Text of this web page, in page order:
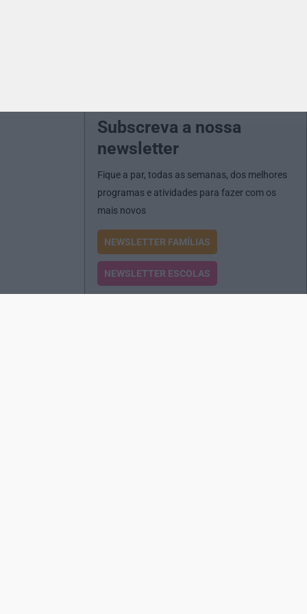
Subscreva a nossa
newsletter
Fique a par, todas as semanas, dos melhores
programas e atividades para fazer com os
mais novos
NEWSLETTER FAMÍLIAS
NEWSLETTER ESCOLAS